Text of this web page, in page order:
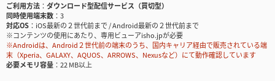
ご利用方法
ダウンロード型配信サービス（買切型）
同時使用端末数
3
対応OS
iOS最新の２世代前まで / Android最新の２世代前まで
※コンテンツの使用にあたり、専用ビューアisho.jpが必要
※Androidは、Android２世代前の端末のうち、国内キャリア経由で販売されている端
末（Xperia、GALAXY、AQUOS、ARROWS、Nexusなど）にて動作確認しています
必要メモリ容量
22 MB以上